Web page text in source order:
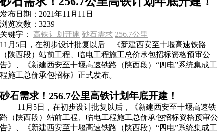
发布日期： 2021年11月11日
浏览次数： 3239
关键字： 高铁计划开建 砂石需求 256.7公里
11月5日，在初步设计批复以后，《新建西安至十堰高速铁路
（陕西段）站前工程、临电工程施工总价承包招标资格预审公
告》、《新建西安至十堰高速铁路（陕西段）“四电”系统集成工
程施工总价承包招标》正式发布。
砂石需求！256.7公里高铁计划年底开建！
11月5日，在初步设计批复以后，《新建西安至十堰高速铁
路（陕西段）站前工程、临电工程施工总价承包招标资格预审公
告》、《新建西安至十堰高速铁路（陕西段）“四电”系统集成工